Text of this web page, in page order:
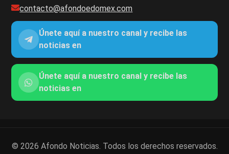
contacto@afondoedomex.com
Únete aquí a nuestro canal y recibe las
noticias en
Únete aquí a nuestro canal y recibe las
noticias en
© 2026 Afondo Noticias. Todos los derechos reservados.